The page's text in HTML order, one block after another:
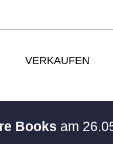
VERKAUFEN
Books am